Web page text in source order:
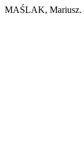
MAŚLAK, Mariusz.